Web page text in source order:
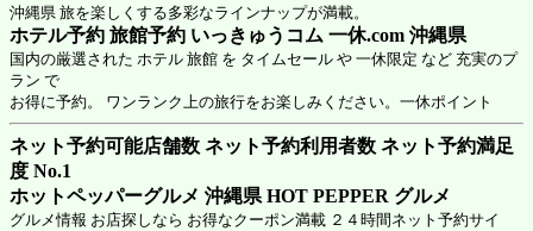
沖縄県 旅を楽しくする多彩なラインナップが満載。
ホテル予約 旅館予約 いっきゅうコム 一休.com 沖縄県
国内の厳選された ホテル 旅館 を タイムセール や 一休限定 など 充実のプ
ラン で
お得に予約。 ワンランク上の旅行をお楽しみください。一休ポイント
ネット予約可能店舗数 ネット予約利用者数 ネット予約満足
度 No.1
ホットペッパーグルメ 沖縄県 HOT PEPPER グルメ
グルメ情報 お店探しなら お得なクーポン満載 ２４時間ネット予約サイ